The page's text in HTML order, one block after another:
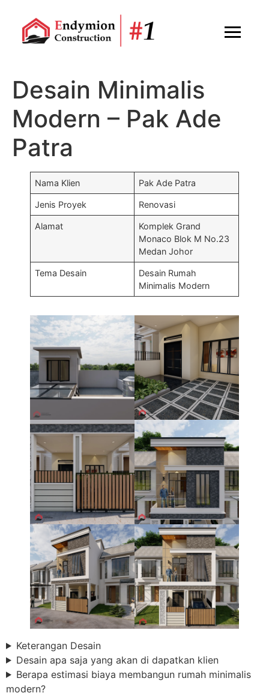
Desain Minimalis
Modern – Pak Ade
Patra
Nama Klien Pak Ade Patra
Jenis Proyek Renovasi
Alamat
Komplek Grand
Monaco Blok M No.23
Medan Johor
Tema Desain
Desain Rumah
Minimalis Modern
Keterangan Desain
Desain apa saja yang akan di dapatkan klien
Berapa estimasi biaya membangun rumah minimalis
modern?